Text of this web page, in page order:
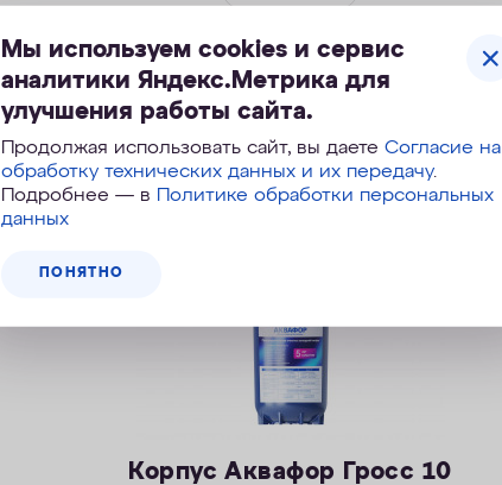
Корпус Аквафор Гросс 10
Мы используем cookies и сервис
аналитики Яндекс.Метрика для
улучшения работы сайта.
Продолжая использовать сайт, вы даете Согласие на
обработку технических данных и их передачу.
Подробнее — в Политике обработки персональных
данных
ПОНЯТНО